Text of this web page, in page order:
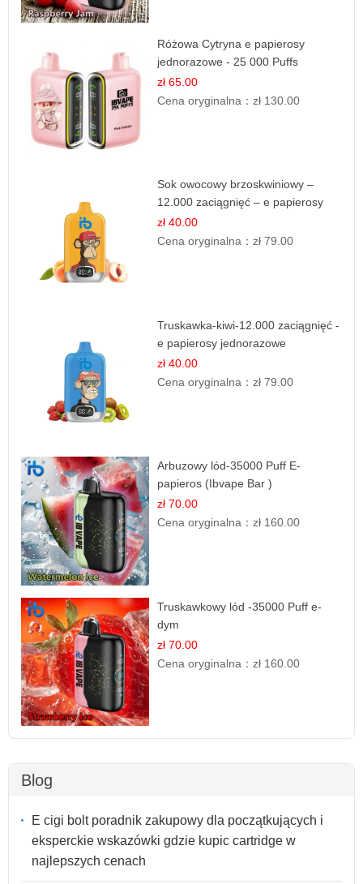
Różowa Cytryna e papierosy
jednorazowe - 25 000 Puffs
zł 65.00
Cena oryginalna：zł 130.00
Sok owocowy brzoskwiniowy –
12.000 zaciągnięć – e papierosy
jednorazowe
zł 40.00
Cena oryginalna：zł 79.00
Truskawka-kiwi-12.000 zaciągnięć -
e papierosy jednorazowe
zł 40.00
Cena oryginalna：zł 79.00
Arbuzowy lód-35000 Puff E-
papieros (Ibvape Bar )
zł 70.00
Cena oryginalna：zł 160.00
Truskawkowy lód -35000 Puff e-
dym
zł 70.00
Cena oryginalna：zł 160.00
Blog
E cigi bolt poradnik zakupowy dla początkujących i
eksperckie wskazówki gdzie kupic cartridge w
najlepszych cenach